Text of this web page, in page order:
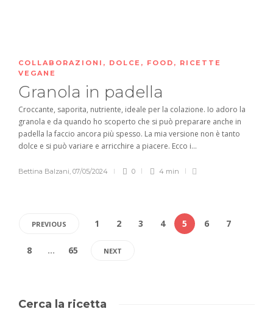
COLLABORAZIONI , DOLCE , FOOD , RICETTE
VEGANE
Granola in padella
Croccante, saporita, nutriente, ideale per la colazione. Io adoro la
granola e da quando ho scoperto che si può preparare anche in
padella la faccio ancora più spesso. La mia versione non è tanto
dolce e si può variare e arricchire a piacere. Ecco i...
Bettina Balzani 07/05/2024 0 4 min
PREVIOUS 1 2 3 4 5 6 7
8 … 65 NEXT
Cerca la ricetta